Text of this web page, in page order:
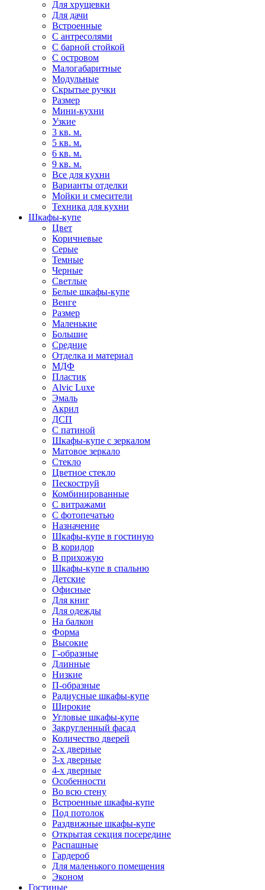
Для хрущевки
Для дачи
Встроенные
С антресолями
С барной стойкой
С островом
Малогабаритные
Модульные
Скрытые ручки
Размер
Мини-кухни
Узкие
3 кв. м.
5 кв. м.
6 кв. м.
9 кв. м.
Все для кухни
Варианты отделки
Мойки и смесители
Техника для кухни
Шкафы-купе
Цвет
Коричневые
Серые
Темные
Черные
Светлые
Белые шкафы-купе
Венге
Размер
Маленькие
Большие
Средние
Отделка и материал
МДФ
Пластик
Alvic Luxe
Эмаль
Акрил
ДСП
С патиной
Шкафы-купе с зеркалом
Матовое зеркало
Стекло
Цветное стекло
Пескоструй
Комбинированные
С витражами
С фотопечатью
Назначение
Шкафы-купе в гостиную
В коридор
В прихожую
Шкафы-купе в спальню
Детские
Офисные
Для книг
Для одежды
На балкон
Форма
Высокие
Г-образные
Длинные
Низкие
П-образные
Радиусные шкафы-купе
Широкие
Угловые шкафы-купе
Закругленный фасад
Количество дверей
2-х дверные
3-х дверные
4-х дверные
Особенности
Во всю стену
Встроенные шкафы-купе
Под потолок
Раздвижные шкафы-купе
Открытая секция посередине
Распашные
Гардероб
Для маленького помещения
Эконом
Гостиные